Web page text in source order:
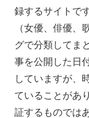
録するサイトで
（女優、俳優、
グで分類してま
事を公開した日
していますが、
ていることがあ
証するものでは